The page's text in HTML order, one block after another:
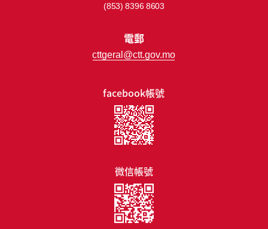
facebook帳號
微信帳號
(853) 8396 8603
電郵
cttgeral@ctt.gov.mo